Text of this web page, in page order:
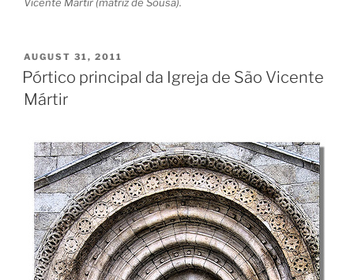
POSTED
ON
AUGUST 31, 2011
Pórtico principal da Igreja de São Vicente
Mártir